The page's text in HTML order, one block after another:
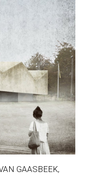
GAASBEEK,